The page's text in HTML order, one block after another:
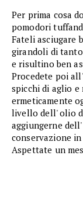
Per prima cosa
pomodori
Fateli asciugare
girandoli di
e risultino ben
Procedete poi
spicchi di aglio
ermeticamente
livello dell' olio
aggiungerne
conservazione
Aspettate un